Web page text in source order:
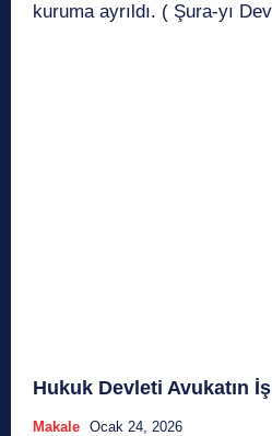
kuruma ayrıldı. ( Şura-yı
Hukuk Devleti Avukatın
Makale Ocak 24, 2026